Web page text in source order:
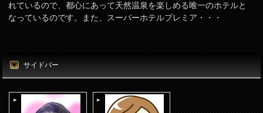
れているので、都心にあって天然温泉を楽しめる唯一のホテルと
なっているのです。また、スーパーホテルプレミア・・・
サイドバー